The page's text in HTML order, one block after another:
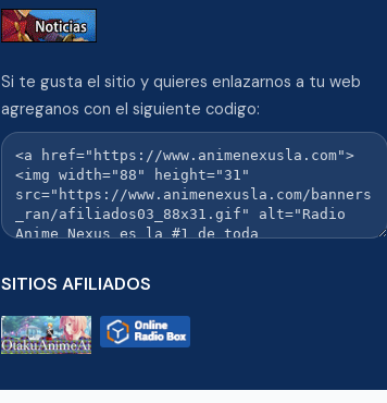
Si te gusta el sitio y quieres enlazarnos a tu web
agreganos con el siguiente codigo:
SITIOS AFILIADOS